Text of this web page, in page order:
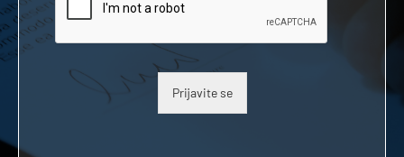
Prijavite se